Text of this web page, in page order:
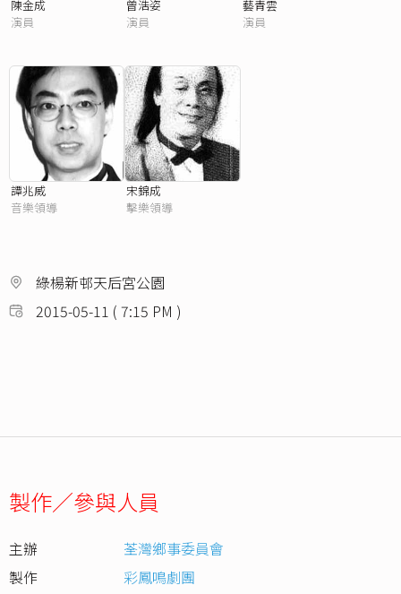
陳金成
演員
曾浩姿
演員
藝青雲
演員
譚兆威
音樂領導
宋錦成
擊樂領導
綠楊新邨天后宮公園
2015-05-11 ( 7:15 PM )
製作／參與人員
主辦
荃灣鄉事委員會
製作
彩鳳鳴劇團